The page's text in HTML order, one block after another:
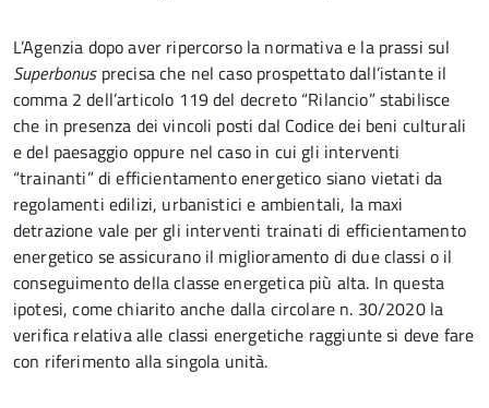
L’Agenzia dopo aver ripercorso la normativa e la prassi sul
Superbonusprecisa che nel caso prospettato dall’istante il
comma 2 dell’articolo 119 del decreto “Rilancio” stabilisce
che in presenza dei vincoli posti dal Codice dei beni culturali
e del paesaggio oppure nel caso in cui gli interventi
“trainanti” di efficientamento energetico siano vietati da
regolamenti edilizi, urbanistici e ambientali, la maxi
detrazione vale per gli interventi trainati di efficientamento
energetico se assicurano il miglioramento di due classi o il
conseguimento della classe energetica più alta. In questa
ipotesi, come chiarito anche dalla circolare n. 30/2020 la
verifica relativa alle classi energetiche raggiunte si deve fare
con riferimento alla singola unità.